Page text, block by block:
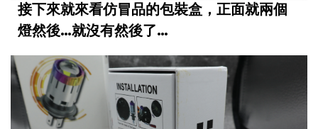
接下來就來看仿冒品的包裝盒，正面就兩個
燈然後…就沒有然後了…